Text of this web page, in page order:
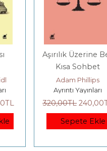
Aşırılık Üzerine Beş
Kısa Sohbet
Adam Phillips
Ayrıntı Yayınları
320 240,00TL
Sepete Ekle